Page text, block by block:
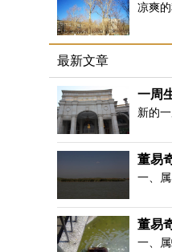
新的项目，能得贵
护航，贵人多小人
将星入命，将星是
威，具有组织领导
应趁此好运将心中
生肖龙和太岁猴形
火为其印星，多助
显达的功能，特别
之类的职业，应该
财星，与六白、八
业有成。同时，一
凉爽
最新文章
一周
新的
董易
一、
董易
一、